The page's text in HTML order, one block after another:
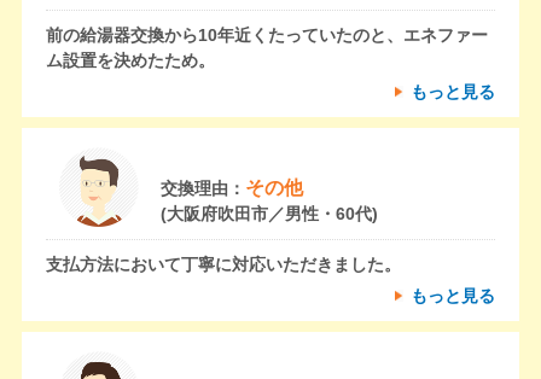
前の給湯器交換から10年近くたっていたのと、エネファー
ム設置を決めたため。
もっと見る
交換理由： その他
(大阪府吹田市／男性・60代)
支払方法において丁寧に対応いただきました。
もっと見る